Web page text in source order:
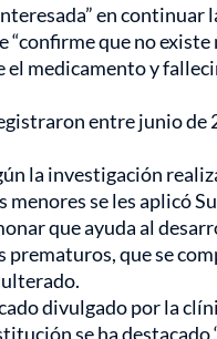
en continuar
“confirme que no existe
medicamento y
entre junio de
la investigación
menores se les aplicó
que ayuda al
prematuros, que se
divulgado por la
se ha destacado